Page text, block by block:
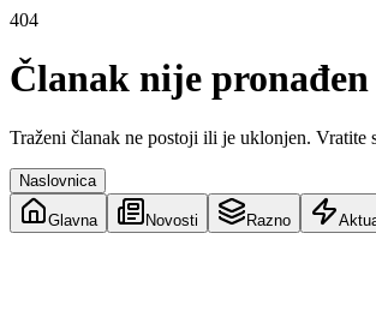
404
Članak nije pronađen
Traženi članak ne postoji ili je uklonjen. Vratite
Naslovnica
Glavna Novosti Razno